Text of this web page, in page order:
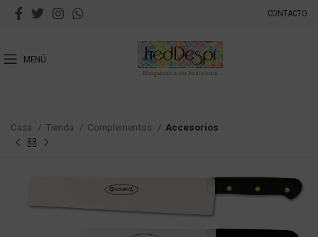
CONTACTO
MENÚ
Casa Tienda Complementos Accesorios